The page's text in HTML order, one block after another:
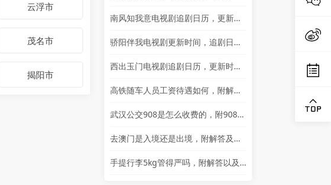
云浮市
茂名市
揭阳市
南风知我意电视剧追剧日历，更新时间一览表
骄阳伴我电视剧更新时间，追剧日历一览表
西出玉门电视剧追剧日历，更新时间一览
高铁随车人员工资待遇如何，附解答以及其他岗位的岗位详情
武汉公交908是怎么收费的，附908简介以及问题解答
去澳门是入境还是出境，附解答及通行证相关问题解答
手提行李5kg管得严吗，附解答以及其他问题